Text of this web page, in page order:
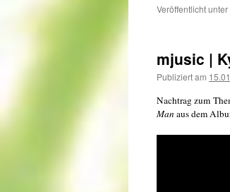
Veröffentlicht unter
mjusic |
Publiziert am
Nachtrag zum
Man aus dem